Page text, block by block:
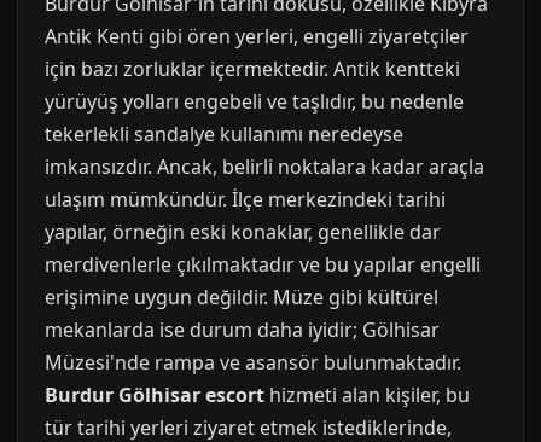
Antik Kenti gibi ören yerleri, engelli ziyaretçiler
için bazı zorluklar içermektedir. Antik kentteki
yürüyüş yolları engebeli ve taşlıdır, bu nedenle
tekerlekli sandalye kullanımı neredeyse
imkansızdır. Ancak, belirli noktalara kadar araçla
ulaşım mümkündür. İlçe merkezindeki tarihi
yapılar, örneğin eski konaklar, genellikle dar
merdivenlerle çıkılmaktadır ve bu yapılar engelli
erişimine uygun değildir. Müze gibi kültürel
mekanlarda ise durum daha iyidir; Gölhisar
Müzesi'nde rampa ve asansör bulunmaktadır.
Burdur Gölhisar escort hizmeti alan kişiler, bu
tür tarihi yerleri ziyaret etmek istediklerinde,